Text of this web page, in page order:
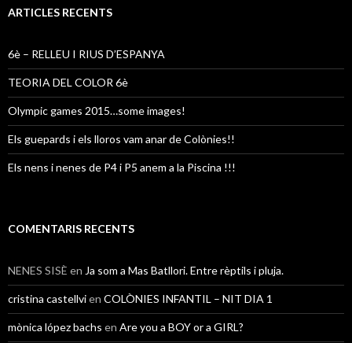
a
ARTICLES RECENTS
6è – RELLEU I RIUS D’ESPANYA
TEORIA DEL COLOR 6è
Olympic games 2015…some images!
Els guepards i els lloros vam anar de Colònies!!
Els nens i nenes de P4 i P5 anem a la Piscina !!!
COMENTARIS RECENTS
NENES SISÈ en Ja som a Mas Batllori. Entre rèptils i pluja.
cristina castellvien COLÒNIES INFANTIL – NIT DIA 1
mònica lópez bachs en Are you a BOY or a GIRL?